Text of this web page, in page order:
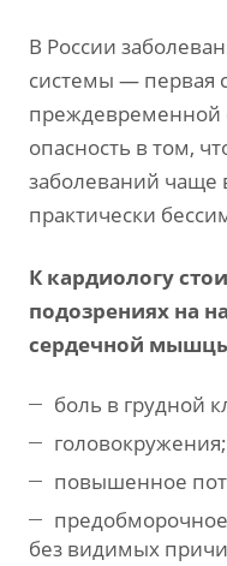
В России
системы — первая
преждевременной
опасность в том,
заболеваний чаще
практически
К кардиологу
подозрениях на
сердечной
боль в грудной
головокружения;
повышенное
без видимых